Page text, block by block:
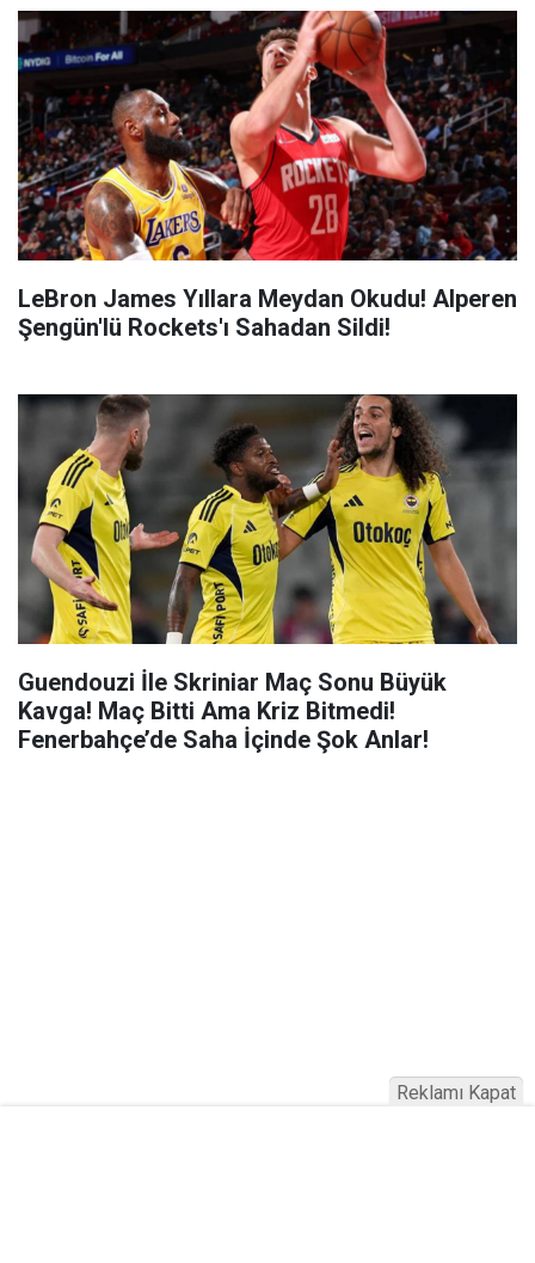
LeBron James Yıllara Meydan Okudu! Alperen
Şengün'lü Rockets'ı Sahadan Sildi!
Guendouzi İle Skriniar Maç Sonu Büyük
Kavga! Maç Bitti Ama Kriz Bitmedi!
Fenerbahçe’de Saha İçinde Şok Anlar!
Reklamı Kapat